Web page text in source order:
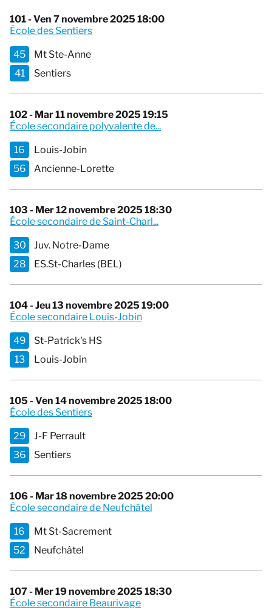
101 - Ven 7 novembre 2025 18:00
École des Sentiers
45
Mt Ste-Anne
41
Sentiers
102 - Mar 11 novembre 2025 19:15
École secondaire polyvalente de...
16
Louis-Jobin
56
Ancienne-Lorette
103 - Mer 12 novembre 2025 18:30
École secondaire de Saint-Charl...
30
Juv. Notre-Dame
28
ES.St-Charles (BEL)
104 - Jeu 13 novembre 2025 19:00
École secondaire Louis-Jobin
49
St-Patrick's HS
13
Louis-Jobin
105 - Ven 14 novembre 2025 18:00
École des Sentiers
29
J-F Perrault
36
Sentiers
106 - Mar 18 novembre 2025 20:00
École secondaire de Neufchâtel
16
Mt St-Sacrement
52
Neufchâtel
107 - Mer 19 novembre 2025 18:30
École secondaire Beaurivage